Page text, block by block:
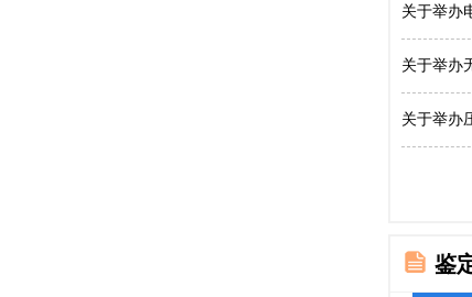
关于举办
关于举办
关于举办
鉴